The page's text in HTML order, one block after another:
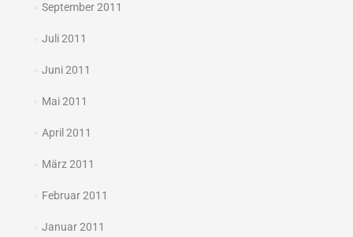
September 2011
Juli 2011
Juni 2011
Mai 2011
April 2011
März 2011
Februar 2011
Januar 2011